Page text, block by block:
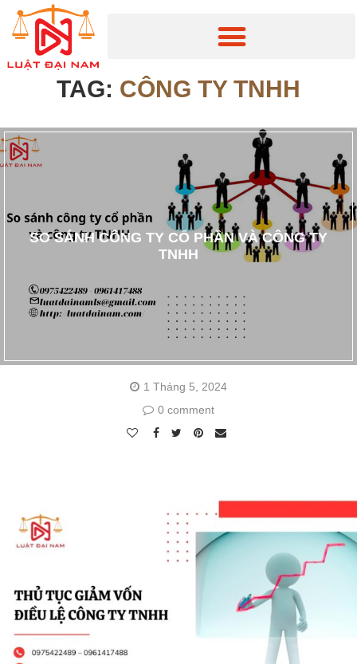
TAG: CÔNG TY TNHH
SO SÁNH CÔNG TY CỔ PHẦN VÀ CÔNG TY
TNHH
1 Tháng 5, 2024
0 comment